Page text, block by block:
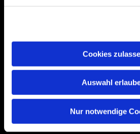
Cookies
Auswahl
Nur notwendige
Bitte akzeptieren Sie
Accept cookies